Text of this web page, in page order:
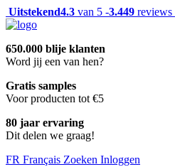
Uitstekend4.3 van 5 -3.449 reviews
650.000 blije klanten
Word jij een van hen?
Gratis samples
Voor producten tot €5
80 jaar ervaring
Dit delen we graag!
FR Français Zoeken Inloggen